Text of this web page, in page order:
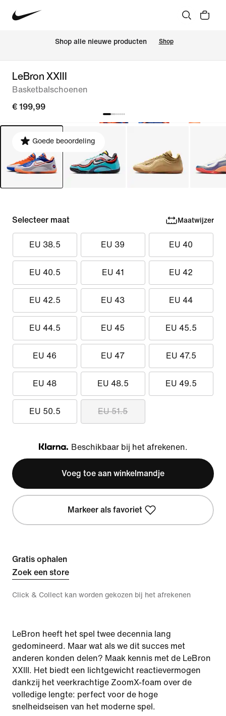
Shop alle nieuwe producten Shop
LeBron XXIII
Basketbalschoenen
€ 199,99
Goede beoordeling
Selecteer maat Maatwijzer
EU 38.5 EU 39 EU 40
EU 40.5 EU 41 EU 42
EU 42.5 EU 43 EU 44
EU 44.5 EU 45 EU 45.5
EU 46 EU 47 EU 47.5
EU 48 EU 48.5 EU 49.5
EU 50.5 EU 51.5
Klarna
Beschikbaar bij het afrekenen.
Voeg toe aan winkelmandje
Markeer als favoriet
Gratis ophalen
Zoek een store
Click & Collect kan worden gekozen bij het afrekenen
LeBron heeft het spel twee decennia lang
gedomineerd. Maar wat als we dit succes met
anderen konden delen? Maak kennis met de LeBron
XXIII. Het biedt een lichtgewicht reactievermogen
dankzij het veerkrachtige ZoomX-foam over de
volledige lengte: perfect voor de hoge
snelheidseisen van het moderne spel.